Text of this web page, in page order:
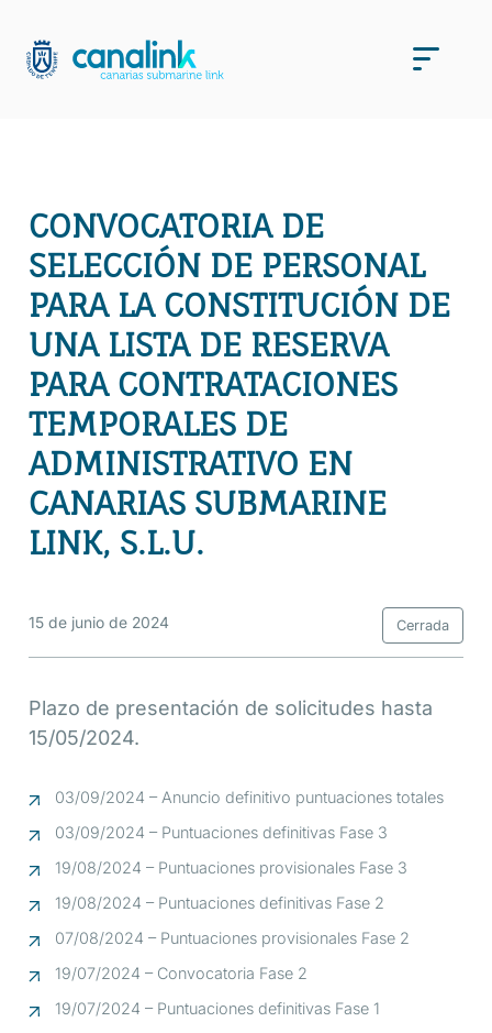
contenido
CONVOCATORIA DE
SELECCIÓN DE PERSONAL
PARA LA CONSTITUCIÓN DE
UNA LISTA DE RESERVA
PARA CONTRATACIONES
TEMPORALES DE
ADMINISTRATIVO EN
CANARIAS SUBMARINE
LINK, S.L.U.
15 de junio de 2024 Cerrada
Plazo de presentación de solicitudes hasta
15/05/2024.
19/07/2024 – Puntuaciones definitivas Fase 1
19/07/2024 – Convocatoria Fase 2
07/08/2024 – Puntuaciones provisionales Fase 2
19/08/2024 – Puntuaciones definitivas Fase 2
19/08/2024 – Puntuaciones provisionales Fase 3
03/09/2024 – Puntuaciones definitivas Fase 3
03/09/2024 – Anuncio definitivo puntuaciones totales